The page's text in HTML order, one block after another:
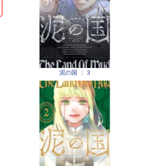
泥の国 ： 3